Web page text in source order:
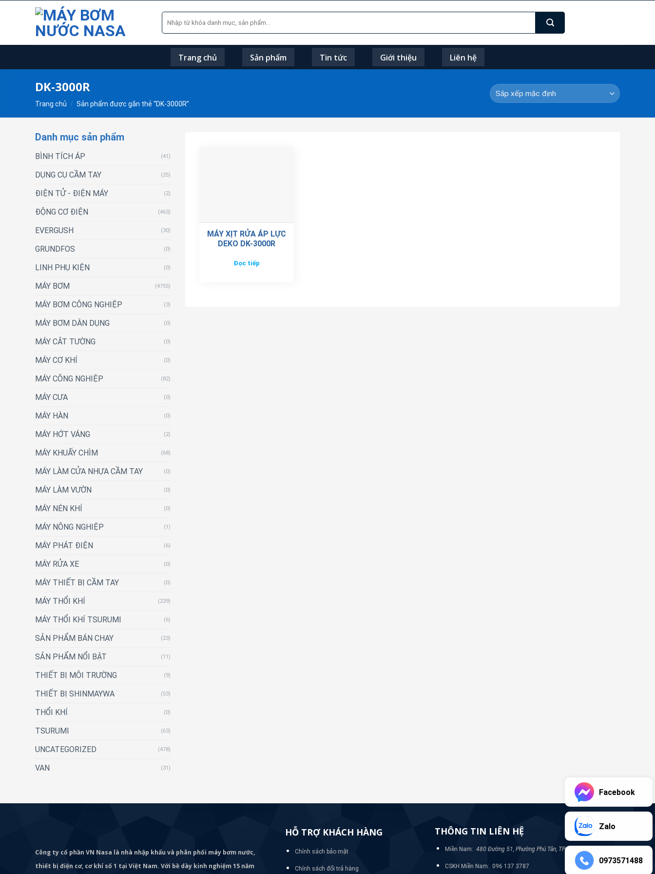
Tìm
kiếm:
Trang chủ Sản phẩm Tin tức Giới thiệu Liên hệ
DK-3000R
Trang chủ / Sản phẩm được gắn thẻ “DK-3000R”
Danh mục sản phẩm
BÌNH TÍCH ÁP (41)
DỤNG CỤ CẦM TAY (25)
ĐIỆN TỬ - ĐIỆN MÁY (2)
ĐỘNG CƠ ĐIỆN (463)
EVERGUSH (30)
GRUNDFOS (0)
LINH PHỤ KIỆN (0)
MÁY BƠM (4755)
MÁY BƠM CÔNG NGHIỆP (3)
MÁY BƠM DÂN DỤNG (0)
MÁY CẮT TƯỜNG (0)
MÁY CƠ KHÍ (0)
MÁY CÔNG NGHIỆP (82)
MÁY CƯA (0)
MÁY HÀN (0)
MÁY HỚT VÁNG (2)
MÁY KHUẤY CHÌM (68)
MÁY LÀM CỬA NHỰA CẦM TAY (0)
MÁY LÀM VƯỜN (0)
MÁY NÉN KHÍ (0)
MÁY NÔNG NGHIỆP (1)
MÁY PHÁT ĐIỆN (6)
MÁY RỬA XE (0)
MÁY THIẾT BỊ CẦM TAY (0)
MÁY THỔI KHÍ (239)
MÁY THỔI KHÍ TSURUMI (6)
SẢN PHẨM BÁN CHẠY (23)
SẢN PHẨM NỔI BẬT (11)
THIẾT BỊ MÔI TRƯỜNG (9)
THIẾT BỊ SHINMAYWA (53)
THỔI KHÍ (0)
TSURUMI (63)
UNCATEGORIZED (478)
VAN (31)
MÁY XỊT RỬA ÁP LỰC
DEKO DK-3000R
Đọc tiếp
Công ty cổ phần VN Nasa là nhà nhập khẩu và phân phối máy bơm nước,
thiết bị điện cơ, cơ khí số 1 tại Việt Nam. Với bề dày kinh nghiệm 15 năm
HỖ TRỢ KHÁCH HÀNG
Chính sách bảo mật
Chính sách đổi trả hàng
THÔNG TIN LIÊN HỆ
Miền Nam: 480 Đường 51, Phường Phú Tân, TP Bình Dương
CSKH Miền Nam: 096 137 3787
Facebook
Zalo
0973571488